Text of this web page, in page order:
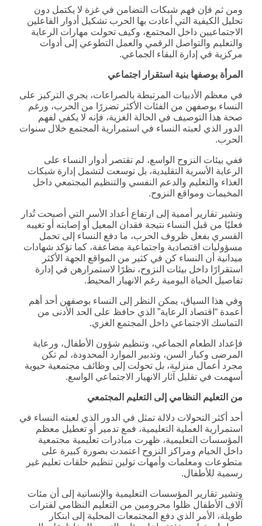
ومن ثم فإن فهم شبكات التضامن في غزة لا يكتمل دون
تحليل الكيفية التي أعادت بها الحرب تشكيل أدوار الفاعلين
الاجتماعيين داخل المجتمع، وكيف تحولت مهارات الرعاية
والتعليم والتواصل الرقمي والعمل التطوعي إلى أدوات
مركزية في إدارة البقاء الجماعي.
المرأة بوصفها بنية استقرار اجتماعي
في معظم الأدبيات المرتبطة بالصراعات، يجري التركيز على
النساء بوصفهن من الفئات الأكثر تضررًا من الحرب، ورغم
صحة هذا التوصيف في الحالة الغزية، فإنه لا يكفي لفهم
الدور الذي لعبته النساء في استمرارية المجتمع خلال سنوات
الحرب.
ففي بيئات النزوح الواسع، لم تقتصر أدوار النساء على
الرعاية الأسرية التقليدية، بل توسعت لتشمل إدارة شبكات
الغذاء والتعليم والدعم النفسي والتنظيم المجتمعي داخل
المخيمات ومواقع النزوح.
وتشير تقارير أممية إلى ارتفاع أعداد الأسر التي أصبحت تُدار
فعليًا من قبل النساء نتيجة فقدان المعيل أو إصابته أو تغيبه
القسري بفعل ظروف الحرب، ما دفع النساء إلى تحمل
مسؤوليات اقتصادية واجتماعية مضاعفة، كما تؤكد شهادات
ميدانية أن النساء كن في كثير من المواقع الجهة الأكثر
استقرارًا داخل بيئات النزوح، نظرًا لاستمرارهن في إدارة
تفاصيل الحياة اليومية رغم الانهيار المحيط.
وفي هذا السياق، يمكن النظر إلى النساء بوصفهن أحد أهم
أعمدة “اقتصاد الرعاية” الذي حافظ على الحد الأدنى من
التماسك الاجتماعي داخل المجتمع الغزي.
فإعداد الطعام الجماعي، وتنظيم شؤون الأطفال، ورعاية
المرضى وكبار السن، وتدبير الموارد المحدودة، لم تكن
مجرد أعمال منزلية، بل تحولت إلى وظائف مجتمعية حيوية
أسهمت في تقليل آثار الانهيار الاجتماعي الواسع.
من التعليم النظامي إلى التعليم المجتمعي
أحد أكثر التحولات دلالة تمثل في الدور الذي لعبته النساء في
استمرارية العملية التعليمية، فمع تدمير أو تعطيل معظم
المؤسسات التعليمية، ظهرت مبادرات تعليمية مجتمعية
داخل الخيام ومراكز النزوح اعتمدت بصورة كبيرة على
متطوعات ومعلمات وأمهات تولين تنظيم حلقات تعليم غير
رسمية للأطفال.
وتشير تقارير المؤسسات التعليمية والإنسانية إلى أن مئات
آلاف الأطفال ظلوا محرومين من التعليم النظامي لفترات
طويلة، الأمر الذي دفع المجتمعات المحلية إلى ابتكار